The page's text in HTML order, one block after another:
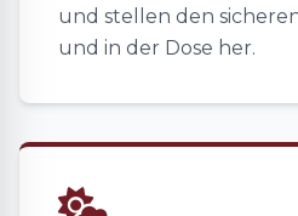
und stellen den
und in der Dose her.